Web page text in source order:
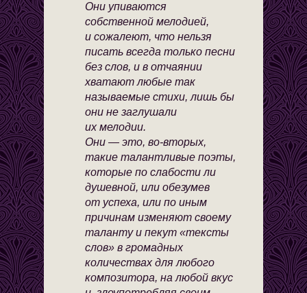
Они упиваются
собственной мелодией,
и сожалеют, что нельзя
писать всегда только песни
без слов, и в отчаянии
хватают любые так
называемые стихи, лишь бы
они не заглушали
их мелодии.
Они — это, во-вторых,
такие талантливые поэты,
которые по слабости ли
душевной, или обезумев
от успеха, или по иным
причинам изменяют своему
таланту и пекут «тексты
слов» в громадных
количествах для любого
композитора, на любой вкус